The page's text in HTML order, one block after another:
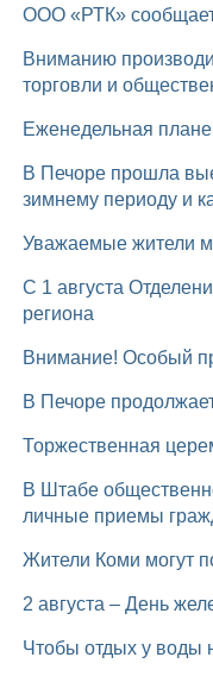
ООО «РТК»
Вниманию производителей и поставщиков пищевой продукции, представителей предприятий
торговли и
Еженедельная
В Печоре прошла выездная проверка в рамках общественного контроля за подготовкой к осенне-
зимнему периоду и
Уважаемые жители
С 1 августа Отделение СФР по Коми увеличит пенсии более 75 тыс. работающих пенсионеров
региона
Внимание! Особый
В Печоре
Торжественная
В Штабе общественной поддержки «Команда Республики Коми» депутаты Совета района проводят
личные приемы
Жители Коми могут
2 августа – День
Чтобы отдых у